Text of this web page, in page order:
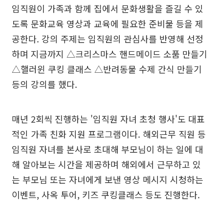
임직원이 가족과 함께 집에서 문화생활을 즐길 수 있
도록 문화교육 영상과 교육에 필요한 준비물 등을 제
공한다. 강의 주제는 임직원의 관심사를 반영해 선정
하며 지금까지 △크리스마스 핸드메이드 소품 만들기
△핼러윈 쿠킹 클래스 △반려동물 수제 간식 만들기
등의 강의를 했다.
매년 2회씩 진행하는 '임직원 자녀 초청 행사'도 대표
적인 가족 친화 지원 프로그램이다. 해외근무 직원 등
임직원 자녀를 본사로 초대해 부모님이 하는 일에 대
해 알아보는 시간을 제공하며 해외에서 근무하고 있
는 부모님 또는 자녀에게 보낸 영상 메시지 시청하는
이벤트, 사옥 투어, 키즈 쿠킹클래스 등도 진행한다.